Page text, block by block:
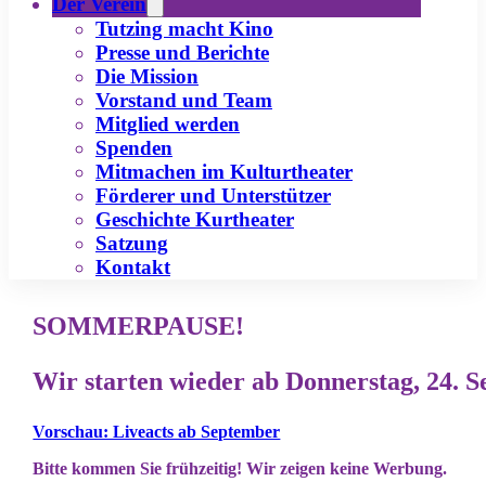
Tutzing macht Kino
Presse und Berichte
Die Mission
Vorstand und Team
Mitglied werden
Spenden
Mitmachen im Kulturtheater
Förderer und Unterstützer
Geschichte Kurtheater
Satzung
Kontakt
SOMMERPAUSE!
Wir starten wieder ab Donnerstag, 24.
Vorschau: Liveacts ab September
Bitte kommen Sie frühzeitig! Wir zeigen keine Werbung.